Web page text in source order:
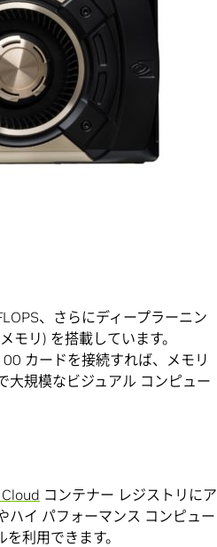
、さらにディープラーニン
リ) を搭載しています。
カードを接続すれば、メモリ
大規模なビジュアル コンピュー
コンテナー レジストリにア
ハイ パフォーマンス コンピュー
利用できます。